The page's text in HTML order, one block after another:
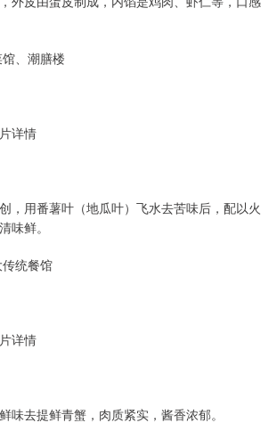
、潮膳楼
详情
，用番薯叶（地瓜叶）飞水去苦味后，配以火
味鲜。
传统餐馆
详情
味去提鲜青蟹，肉质紧实，酱香浓郁。